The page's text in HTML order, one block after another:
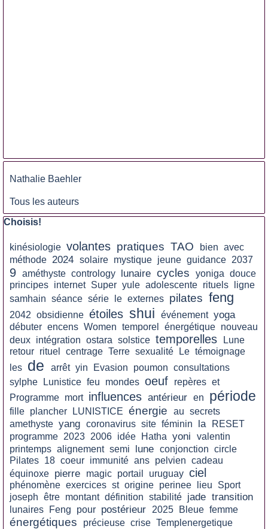
Nathalie Baehler
Tous les auteurs
Sauter le bloc Choisis!
Choisis!
kinésiologie volantes pratiques TAO bien avec
méthode 2024 solaire mystique jeune guidance 2037
9 améthyste contrology lunaire cycles yoniga douce
principes internet Super yule adolescente rituels
ligne
samhain séance série le externes pilates feng
2042 obsidienne étoiles shui événement yoga
débuter encens Women temporel énergétique nouveau
deux intégration ostara solstice temporelles
Lune
retour rituel centrage Terre sexualité Le témoignage
les de arrêt yin Evasion poumon consultations
sylphe
Lunistice feu mondes oeuf repères et
Programme mort influences antérieur en période
fille plancher LUNISTICE énergie au secrets
amethyste yang coronavirus site féminin la
RESET
programme 2023 2006 idée Hatha yoni
valentin
printemps alignement semi lune conjonction circle
Pilates 18 coeur immunité ans pelvien cadeau
équinoxe pierre magic portail uruguay ciel
phénomène exercices st origine perinee lieu
Sport
joseph être montant définition stabilité jade transition
lunaires Feng pour postérieur 2025 Bleue femme
énergétiques précieuse crise Templenergetique